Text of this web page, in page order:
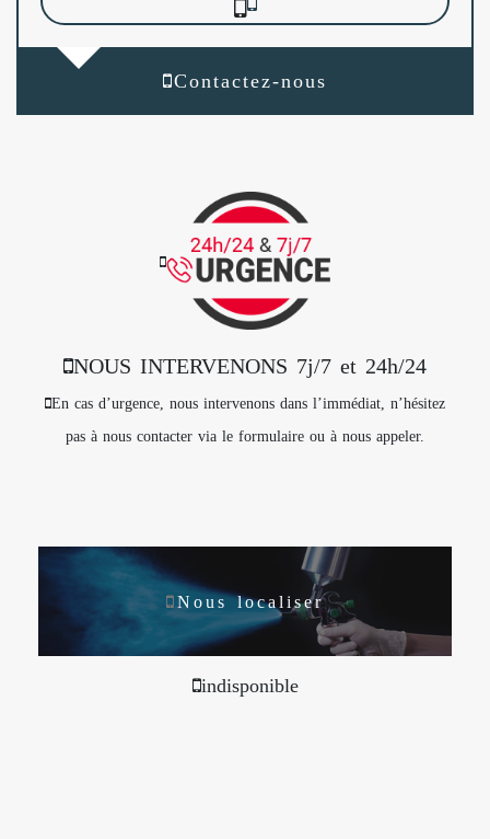
Contactez-nous
NOUS INTERVENONS 7j/7 et 24h/24
En cas d’urgence, nous intervenons dans l’immédiat, n’hésitez
pas à nous contacter via le formulaire ou à nous appeler.
Nous localiser
indisponible